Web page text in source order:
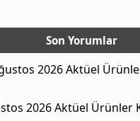
Son Yorumlar
2026 Aktüel
2026 Aktüel Ürünler